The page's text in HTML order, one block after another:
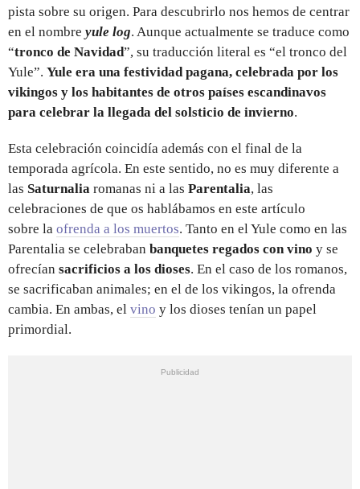
pista sobre su origen. Para descubrirlo nos hemos de centrar
en el nombre yule log. Aunque actualmente se traduce como
“tronco de Navidad”, su traducción literal es “el tronco del
Yule”. Yule era una festividad pagana, celebrada por los
vikingos y los habitantes de otros países escandinavos
para celebrar la llegada del solsticio de invierno.
Esta celebración coincidía además con el final de la
temporada agrícola. En este sentido, no es muy diferente a
las Saturnalia romanas ni a las Parentalia, las
celebraciones de que os hablábamos en este artículo
sobre la ofrenda a los muertos. Tanto en el Yule como en las
Parentalia se celebraban banquetes regados con vino y se
ofrecían sacrificios a los dioses. En el caso de los romanos,
se sacrificaban animales; en el de los vikingos, la ofrenda
cambia. En ambas, el vino y los dioses tenían un papel
primordial.